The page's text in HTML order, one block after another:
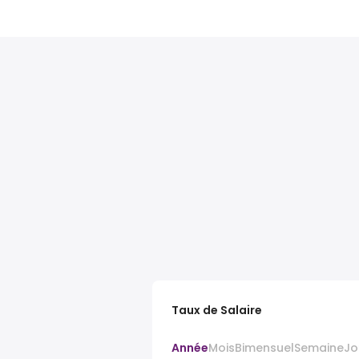
Taux de Salaire
AnnéeMoisBimensuelSemaine